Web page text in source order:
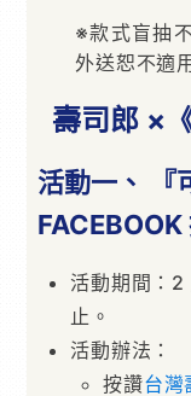
※款式盲抽
外送恕不適
壽司郎 ×
活動一、 『
活動期間：2
止。
活動辦法：
按讚台灣